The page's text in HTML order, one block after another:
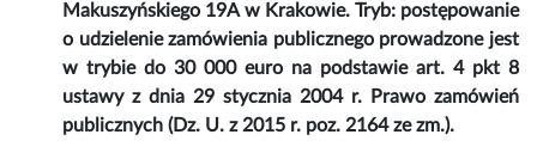
Makuszyńskiego 19A w Krakowie. Tryb: postępowanie
o udzielenie zamówienia publicznego prowadzone jest
w trybie do 30 000 euro na podstawie art. 4 pkt 8
ustawy z dnia 29 stycznia 2004 r. Prawo zamówień
publicznych (Dz. U. z 2015 r. poz. 2164 ze zm.).